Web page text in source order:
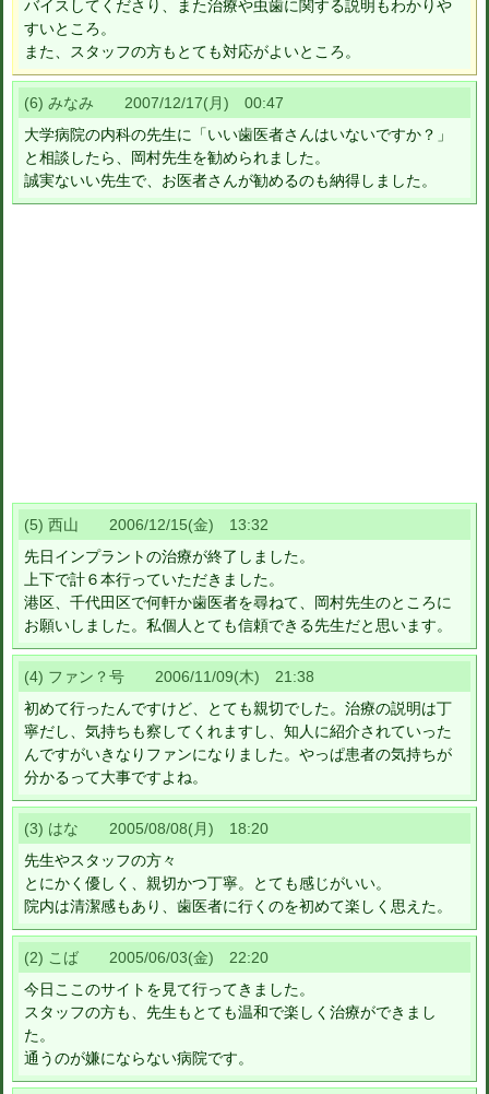
バイスしてくださり、また治療や虫歯に関する説明もわかりや
すいところ。
また、スタッフの方もとても対応がよいところ。
(6) みなみ 2007/12/17(月) 00:47
大学病院の内科の先生に「いい歯医者さんはいないですか？」
と相談したら、岡村先生を勧められました。
誠実ないい先生で、お医者さんが勧めるのも納得しました。
(5) 西山 2006/12/15(金) 13:32
先日インプラントの治療が終了しました。
上下で計６本行っていただきました。
港区、千代田区で何軒か歯医者を尋ねて、岡村先生のところに
お願いしました。私個人とても信頼できる先生だと思います。
(4) ファン？号 2006/11/09(木) 21:38
初めて行ったんですけど、とても親切でした。治療の説明は丁
寧だし、気持ちも察してくれますし、知人に紹介されていった
んですがいきなりファンになりました。やっぱ患者の気持ちが
分かるって大事ですよね。
(3) はな 2005/08/08(月) 18:20
先生やスタッフの方々
とにかく優しく、親切かつ丁寧。とても感じがいい。
院内は清潔感もあり、歯医者に行くのを初めて楽しく思えた。
(2) こば 2005/06/03(金) 22:20
今日ここのサイトを見て行ってきました。
スタッフの方も、先生もとても温和で楽しく治療ができまし
た。
通うのが嫌にならない病院です。